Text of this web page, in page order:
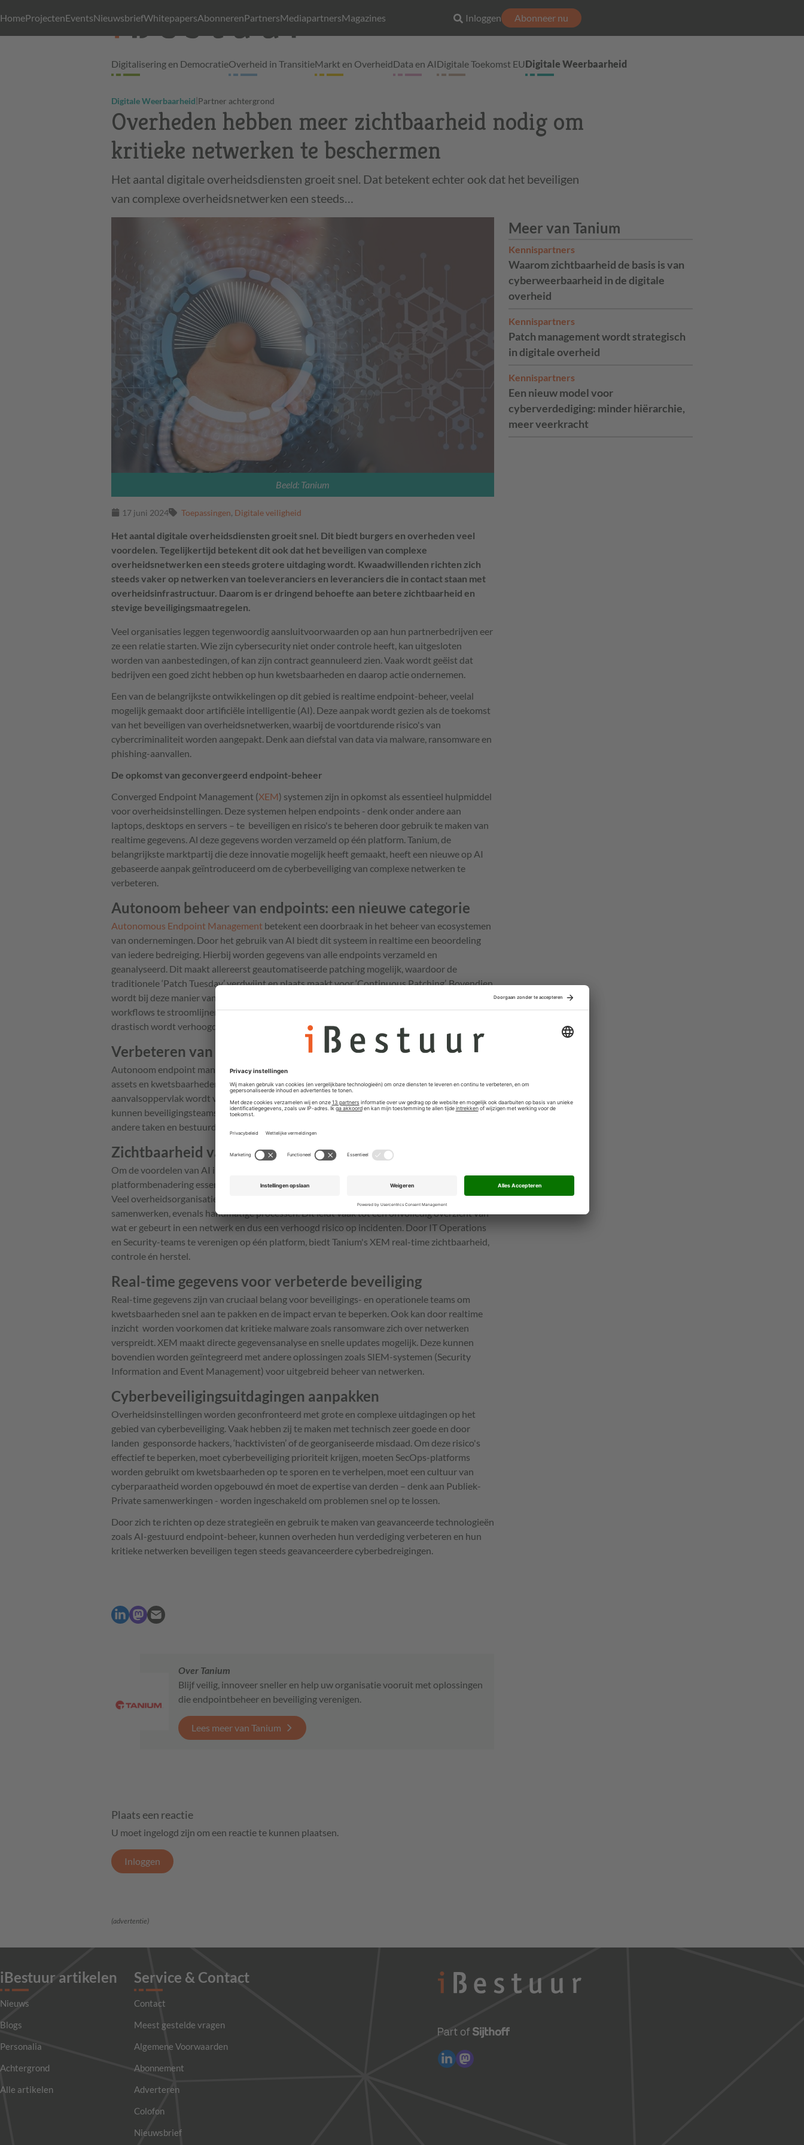
HomeProjectenEventsNieuwsbriefWhitepapersAbonnerenPartnersMediapartnersMagazines Inloggen Abonneer nu
Digitalisering en DemocratieOverheid in TransitieMarkt en OverheidData en AIDigitale Toekomst EUDigitale Weerbaarheid
Digitale Weerbaarheid|Partner achtergrond
Overheden hebben meer zichtbaarheid nodig om
kritieke netwerken te beschermen
Het aantal digitale overheidsdiensten groeit snel. Dat betekent echter ook dat het beveiligen
van complexe overheidsnetwerken een steeds…
Beeld: Tanium
17 juni 2024 Toepassingen, Digitale veiligheid
Meer van Tanium
Kennispartners
Waarom zichtbaarheid de basis is van
cyberweerbaarheid in de digitale
overheid
Kennispartners
Patch management wordt strategisch
in digitale overheid
Kennispartners
Een nieuw model voor
cyberverdediging: minder hiërarchie,
meer veerkracht
Het aantal digitale overheidsdiensten groeit snel. Dit biedt burgers en overheden veel
voordelen. Tegelijkertijd betekent dit ook dat het beveiligen van complexe
overheidsnetwerken een steeds grotere uitdaging wordt. Kwaadwillenden richten zich
steeds vaker op netwerken van toeleveranciers en leveranciers die in contact staan met
overheidsinfrastructuur. Daarom is er dringend behoefte aan betere zichtbaarheid en
stevige beveiligingsmaatregelen.
Veel organisaties leggen tegenwoordig aansluitvoorwaarden op aan hun partnerbedrijven eer
ze een relatie starten. Wie zijn cybersecurity niet onder controle heeft, kan uitgesloten
worden van aanbestedingen, of kan zijn contract geannuleerd zien. Vaak wordt geëist dat
bedrijven een goed zicht hebben op hun kwetsbaarheden en daarop actie ondernemen.
Een van de belangrijkste ontwikkelingen op dit gebied is realtime endpoint-beheer, veelal
mogelijk gemaakt door artificiële intelligentie (AI). Deze aanpak wordt gezien als de toekomst
van het beveiligen van overheidsnetwerken, waarbij de voortdurende risico's van
cybercriminaliteit worden aangepakt. Denk aan diefstal van data via malware, ransomware en
phishing-aanvallen.
De opkomst van geconvergeerd endpoint-beheer
Converged Endpoint Management (XEM) systemen zijn in opkomst als essentieel hulpmiddel
voor overheidsinstellingen. Deze systemen helpen endpoints - denk onder andere aan
laptops, desktops en servers – te beveiligen en risico's te beheren door gebruik te maken van
realtime gegevens. Al deze gegevens worden verzameld op één platform. Tanium, de
belangrijkste marktpartij die deze innovatie mogelijk heeft gemaakt, heeft een nieuwe op AI
gebaseerde aanpak geïntroduceerd om de cyberbeveiliging van complexe netwerken te
verbeteren.
Autonoom beheer van endpoints: een nieuwe categorie
Autonomous Endpoint Management betekent een doorbraak in het beheer van ecosystemen
van ondernemingen. Door het gebruik van AI biedt dit systeem in realtime een beoordeling
van iedere bedreiging. Hierbij worden gegevens van alle endpoints verzameld en
geanalyseerd. Dit maakt allereerst geautomatiseerde patching mogelijk, waardoor de
traditionele ‘Patch Tuesday’ verdwijnt en plaats maakt voor ‘Continuous Patching’. Bovendien
wordt bij deze manier van beschermen gebruik gemaakt van machine learning om kritieke
workflows te stroomlijnen, waardoor de efficiëntie van beveiligingsactiviteiten (SecOps)
drastisch wordt verhoogd en potentiële aanvalsvectoren worden verminderd.
Verbeteren van de veiligheidspositie
Autonoom endpoint management biedt overheidsinstanties een nauwkeurig overzicht van IT
assets en kwetsbaarheden, waardoor de beveiliging wordt verbeterd en het potentiële
aanvalsoppervlak wordt verkleind. Dankzij deze geavanceerde zichtbaarheid en controle
kunnen beveiligingsteams snel reageren op bedreigingen, waardoor personeel vrijkomt voor
andere taken en bestuurders in de publieke sector gemoedsrust krijgen.
Zichtbaarheid van endpoints op een uniform platform
Om de voordelen van AI in endpoint management te maximaliseren, is een
platformbenadering essentieel. Met andere woorden, één geïntegreerde security-aanpak.
Veel overheidsorganisaties vertrouwen nog steeds op veel verschillende tools die niet goed
samenwerken, evenals handmatige processen. Dit leidt vaak tot een onvolledig overzicht van
wat er gebeurt in een netwerk en dus een verhoogd risico op incidenten. Door IT Operations
en Security-teams te verenigen op één platform, biedt Tanium's XEM real-time zichtbaarheid,
controle én herstel.
Real-time gegevens voor verbeterde beveiliging
Real-time gegevens zijn van cruciaal belang voor beveiligings- en operationele teams om
kwetsbaarheden snel aan te pakken en de impact ervan te beperken. Ook kan door realtime
inzicht worden voorkomen dat kritieke malware zoals ransomware zich over netwerken
verspreidt. XEM maakt directe gegevensanalyse en snelle updates mogelijk. Deze kunnen
bovendien worden geïntegreerd met andere oplossingen zoals SIEM-systemen (Security
Information and Event Management) voor uitgebreid beheer van netwerken.
Cyberbeveiligingsuitdagingen aanpakken
Overheidsinstellingen worden geconfronteerd met grote en complexe uitdagingen op het
gebied van cyberbeveiliging. Vaak hebben zij te maken met technisch zeer goede en door
landen gesponsorde hackers, ‘hacktivisten’ of de georganiseerde misdaad. Om deze risico's
effectief te beperken, moet cyberbeveiliging prioriteit krijgen, moeten SecOps-platforms
worden gebruikt om kwetsbaarheden op te sporen en te verhelpen, moet een cultuur van
cyberparaatheid worden opgebouwd én moet de expertise van derden – denk aan Publiek-
Private samenwerkingen - worden ingeschakeld om problemen snel op te lossen.
Door zich te richten op deze strategieën en gebruik te maken van geavanceerde technologieën
zoals AI-gestuurd endpoint-beheer, kunnen overheden hun verdediging verbeteren en hun
kritieke netwerken beveiligen tegen steeds geavanceerdere cyberbedreigingen.
Over Tanium
Blijf veilig, innoveer sneller en help uw organisatie vooruit met oplossingen
die endpointbeheer en beveiliging verenigen.
Lees meer van Tanium
Plaats een reactie
U moet ingelogd zijn om een reactie te kunnen plaatsen.
Inloggen
(advertentie)
iBestuur artikelen
Nieuws
Blogs
Personalia
Achtergrond
Alle artikelen
Service & Contact
Contact
Meest gestelde vragen
Algemene Voorwaarden
Abonnement
Adverteren
Colofon
Nieuwsbrief